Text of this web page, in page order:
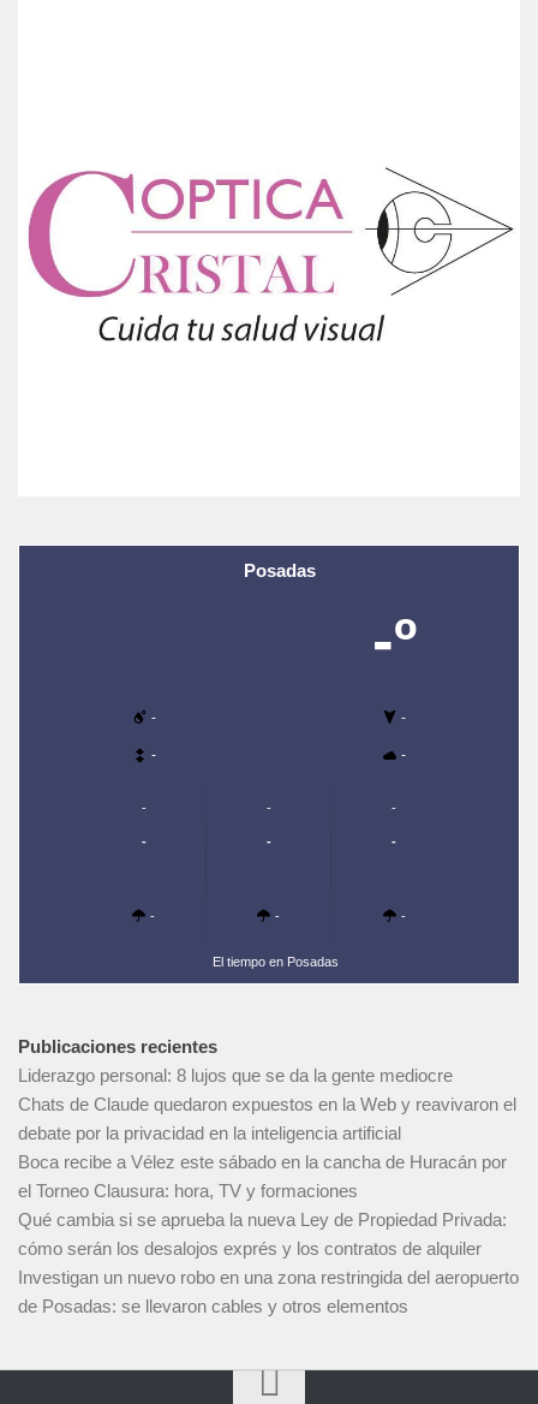
Posadas
-º
- -
- -
-
-
-
-
-
-
-
-
-
El tiempo en Posadas
Publicaciones recientes
Liderazgo personal: 8 lujos que se da la gente mediocre
Chats de Claude quedaron expuestos en la Web y reavivaron el
debate por la privacidad en la inteligencia artificial
Boca recibe a Vélez este sábado en la cancha de Huracán por
el Torneo Clausura: hora, TV y formaciones
Qué cambia si se aprueba la nueva Ley de Propiedad Privada:
cómo serán los desalojos exprés y los contratos de alquiler
Investigan un nuevo robo en una zona restringida del aeropuerto
de Posadas: se llevaron cables y otros elementos